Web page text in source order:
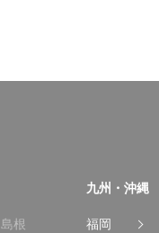
島根
九州・沖縄
福岡